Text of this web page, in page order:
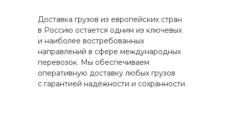
Доставка грузов из европейских стран
в Россию остается одним из ключевых
и наиболее востребованных
направлений в сфере международных
перевозок. Мы обеспечиваем
оперативную доставку любых грузов
с гарантией надёжности и сохранности.